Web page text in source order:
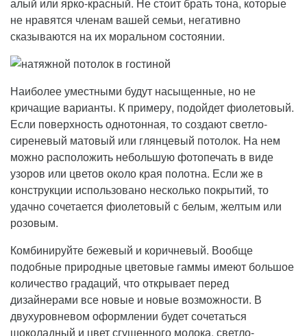
не нравятся членам вашей семьи, негативно
сказываются на их моральном состоянии.
Наиболее уместными будут насыщенные, но не
кричащие варианты. К примеру, подойдет фиолетовый.
Если поверхность однотонная, то создают светло-
сиреневый матовый или глянцевый потолок. На нем
можно расположить небольшую фотопечать в виде
узоров или цветов около края полотна. Если же в
конструкции использовано несколько покрытий, то
удачно сочетается фиолетовый с белым, желтым или
розовым.
Комбинируйте бежевый и коричневый. Вообще
подобные природные цветовые гаммы имеют большое
количество градаций, что открывает перед
дизайнерами все новые и новые возможности. В
двухуровневом оформлении будет сочетаться
шоколадный и цвет сгущенного молока, светло-